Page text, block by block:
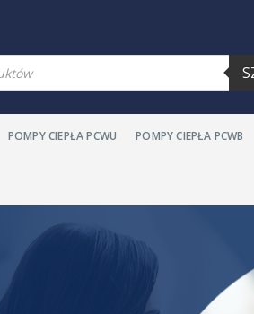
POMPY CIEPŁA PCWU POMPY CIEPŁA PCWB